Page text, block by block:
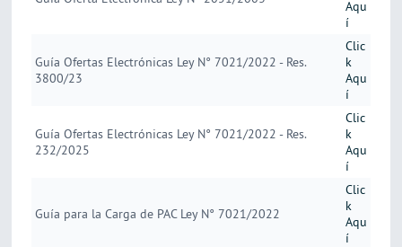
Aqu
í
Guía Ofertas Electrónicas Ley N° 7021/2022 - Res.
3800/23
Clic
k
Aqu
í
Guía Ofertas Electrónicas Ley N° 7021/2022 - Res.
232/2025
Clic
k
Aqu
í
Guía para la Carga de PAC Ley N° 7021/2022
Clic
k
Aqu
í